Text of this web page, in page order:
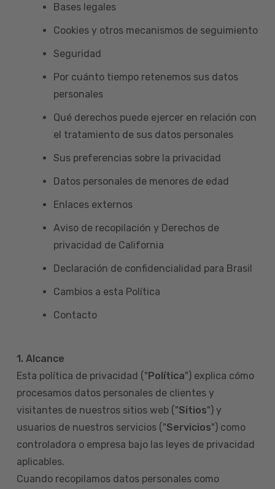
Bases legales
Cookies y otros mecanismos de seguimiento
Seguridad
Por cuánto tiempo retenemos sus datos
personales
Qué derechos puede ejercer en relación con
el tratamiento de sus datos personales
Sus preferencias sobre la privacidad
Datos personales de menores de edad
Enlaces externos
Aviso de recopilación y Derechos de
privacidad de California
Declaración de confidencialidad para Brasil
Cambios a esta Política
Contacto
1. Alcance
Esta política de privacidad ("Política") explica cómo
procesamos datos personales de clientes y
visitantes de nuestros sitios web ("Sitios") y
usuarios de nuestros servicios ("Servicios") como
controladora o empresa bajo las leyes de privacidad
aplicables.
Cuando recopilamos datos personales como